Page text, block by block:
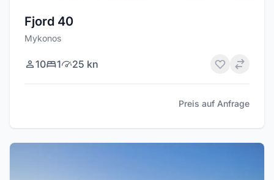
Fjord 40
Mykonos
10 1 25 kn
Preis auf Anfrage